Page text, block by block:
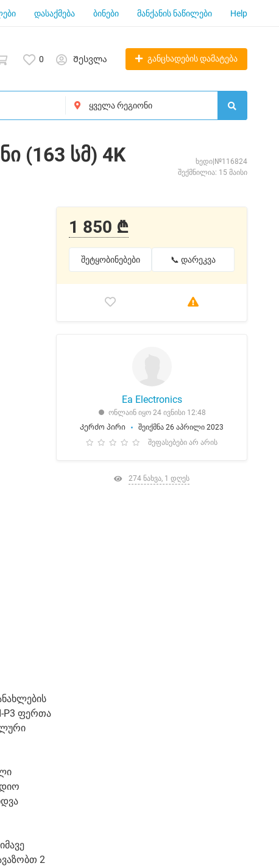
დასაქმება ბინები მანქანის ნაწილები Help
0 Შესვლა განცხადების დამატება
(163 სმ) 4K
ხედი|№116824
შექმნილია: 15 მაისი
P3 ფერთა
2
1 850 ₾
შეტყობინებები 📞 დარეკვა
Ea Electronics
ონლაინ იყო 24 ივნისი 12:48
Კერძო პირი
შეიქმნა 26 აპრილი 2023
შეფასებები არ არის
274 ნახვა, 1 დღეს